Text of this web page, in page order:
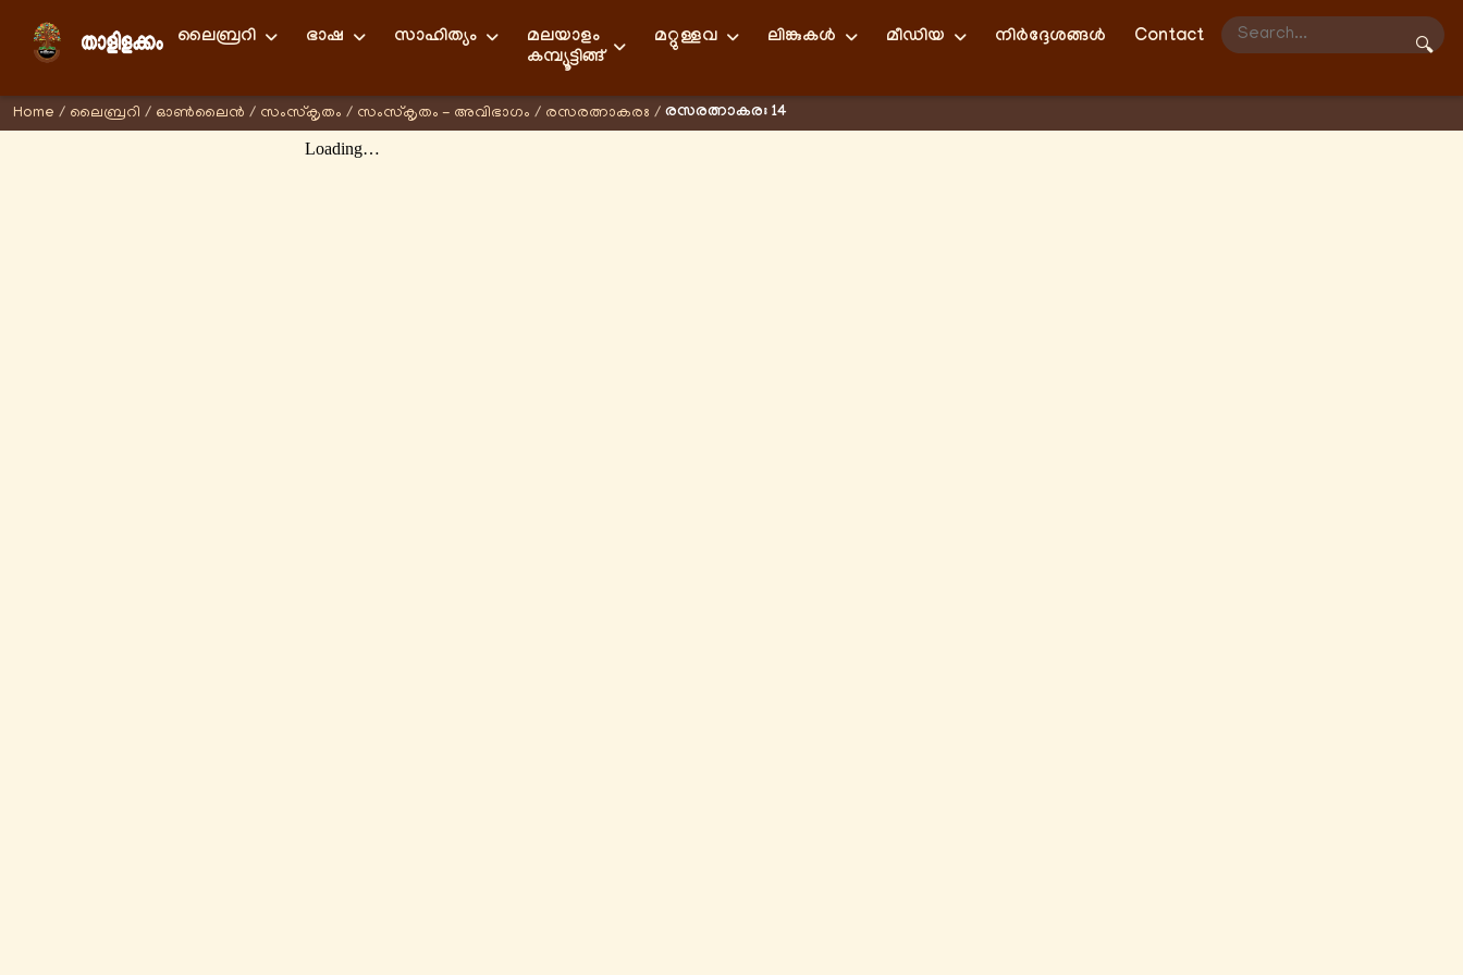
ലൈബ്രറി ഭാഷ സാഹിത്യം
മലയാളം
കമ്പ്യൂട്ടിങ്ങ്
മറ്റുള്ളവ ലിങ്കുകള്‍ മീഡിയ നിർദ്ദേശങ്ങൾ Contact
🔍
Home / ലൈബ്രറി / ഓണ്‍ലൈന്‍ / സംസ്കൃതം / സംസ്കൃതം - അവിഭാഗം / രസരത്നാകരഃ / രസരത്നാകരഃ 14